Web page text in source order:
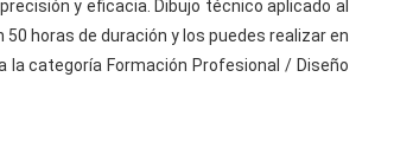
y eficacia. Dibujo técnico aplicado al
horas de duración y los puedes realizar en
la categoría Formación Profesional / Diseño